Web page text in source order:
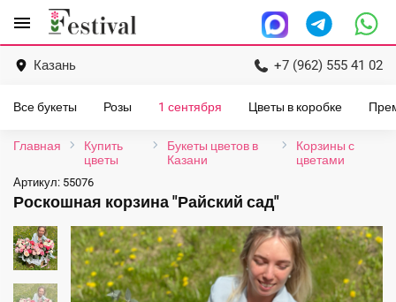
menu
Перейти
содержанию
Казань +7 (962) 555 41 02
Все букеты Розы 1 сентября Цветы в коробке
Главная
Купить
цветы
Букеты цветов в
Казани
Корзины с
цветами
Артикул: 55076
Роскошная корзина "Райский сад"